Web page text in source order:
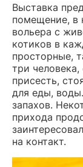
Выставка
помещение, в
вольера с
котиков в
просторные,
три
присесть,
для еды,
запахов.
прихода
на контакт.